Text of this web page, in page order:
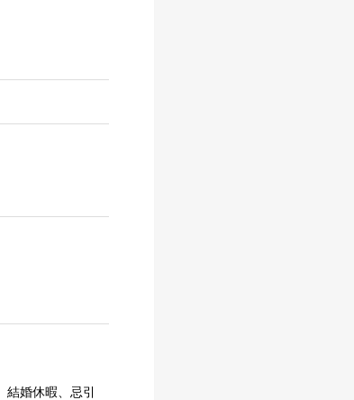
婚休暇、忌引